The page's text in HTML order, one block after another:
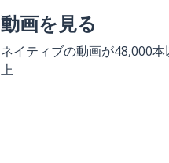
動画を見る
ネイティブの動画が48,000本
上